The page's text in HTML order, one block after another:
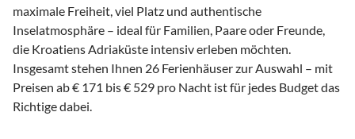
maximale Freiheit, viel Platz und authentische
Inselatmosphäre – ideal für Familien, Paare oder Freunde,
die Kroatiens Adriaküste intensiv erleben möchten.
Insgesamt stehen Ihnen 26 Ferienhäuser zur Auswahl – mit
Preisen ab € 171 bis € 529 pro Nacht ist für jedes Budget das
Richtige dabei.